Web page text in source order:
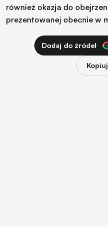
również okazja do
prezentowanej obecnie w
Dodaj do źródeł